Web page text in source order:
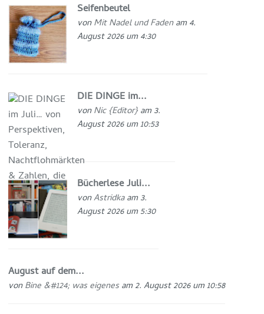
Seifenbeutel
vonMit Nadel und Fadenam 4.
August 2026 um 4:30
DIE DINGE im...
vonNic {Editor} am 3.
August 2026 um 10:53
Bücherlese Juli...
vonAstridkaam 3.
August 2026 um 5:30
August auf dem...
vonBine &#124; was eigenesam 2. August 2026 um 10:58